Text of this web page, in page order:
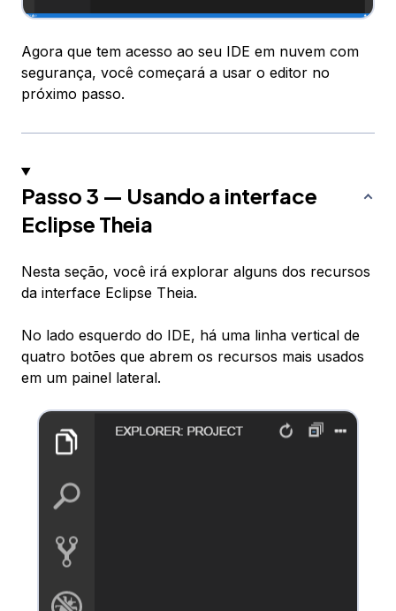
Agora que tem acesso ao seu IDE em nuvem com
segurança, você começará a usar o editor no
próximo passo.
Passo 3 — Usando a interface
Eclipse Theia
Nesta seção, você irá explorar alguns dos recursos
da interface Eclipse Theia.
No lado esquerdo do IDE, há uma linha vertical de
quatro botões que abrem os recursos mais usados
em um painel lateral.